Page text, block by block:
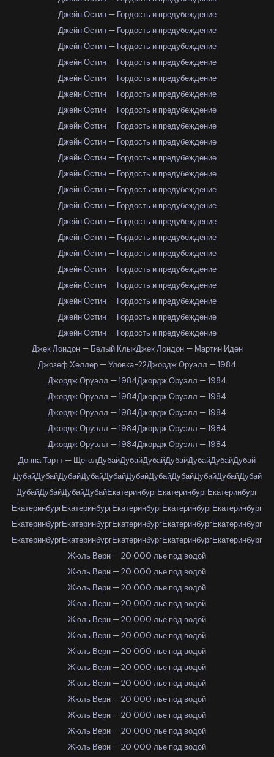
Джейн Остин — Гордость и предубеждение
Джейн Остин — Гордость и предубеждение
Джейн Остин — Гордость и предубеждение
Джейн Остин — Гордость и предубеждение
Джейн Остин — Гордость и предубеждение
Джейн Остин — Гордость и предубеждение
Джейн Остин — Гордость и предубеждение
Джейн Остин — Гордость и предубеждение
Джейн Остин — Гордость и предубеждение
Джейн Остин — Гордость и предубеждение
Джейн Остин — Гордость и предубеждение
Джейн Остин — Гордость и предубеждение
Джейн Остин — Гордость и предубеждение
Джейн Остин — Гордость и предубеждение
Джейн Остин — Гордость и предубеждение
Джейн Остин — Гордость и предубеждение
Джейн Остин — Гордость и предубеждение
Джейн Остин — Гордость и предубеждение
Джейн Остин — Гордость и предубеждение
Джейн Остин — Гордость и предубеждение
Джейн Остин — Гордость и предубеждение
Джек Лондон — Белый КлыкДжек Лондон — Мартин Иден
Джозеф Хеллер — Уловка-22Джордж Оруэлл — 1984
Джордж Оруэлл — 1984Джордж Оруэлл — 1984
Джордж Оруэлл — 1984Джордж Оруэлл — 1984
Джордж Оруэлл — 1984Джордж Оруэлл — 1984
Джордж Оруэлл — 1984Джордж Оруэлл — 1984
Джордж Оруэлл — 1984Джордж Оруэлл — 1984
Донна Тартт — ЩеголДубайДубайДубайДубайДубайДубайДубай
ДубайДубайДубайДубайДубайДубайДубайДубайДубайДубайДубай
ДубайДубайДубайДубайЕкатеринбургЕкатеринбургЕкатеринбург
ЕкатеринбургЕкатеринбургЕкатеринбургЕкатеринбургЕкатеринбург
ЕкатеринбургЕкатеринбургЕкатеринбургЕкатеринбургЕкатеринбург
ЕкатеринбургЕкатеринбургЕкатеринбургЕкатеринбургЕкатеринбург
Жюль Верн — 20 000 лье под водой
Жюль Верн — 20 000 лье под водой
Жюль Верн — 20 000 лье под водой
Жюль Верн — 20 000 лье под водой
Жюль Верн — 20 000 лье под водой
Жюль Верн — 20 000 лье под водой
Жюль Верн — 20 000 лье под водой
Жюль Верн — 20 000 лье под водой
Жюль Верн — 20 000 лье под водой
Жюль Верн — 20 000 лье под водой
Жюль Верн — 20 000 лье под водой
Жюль Верн — 20 000 лье под водой
Жюль Верн — 20 000 лье под водой